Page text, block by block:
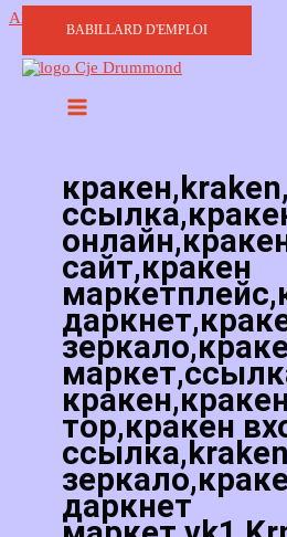
Aller au contenu
BABILLARD D'EMPLOI
сайт,кракен
тор,кракен
ссылка,kraken
даркнет